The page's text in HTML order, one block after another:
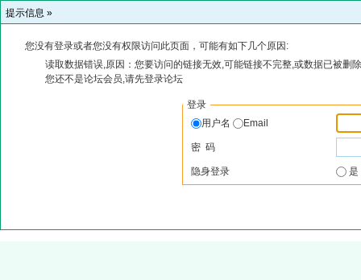
提示信息 »
您没有登录或者您没有权限访问此页面，可能有如下几个原因:
读取数据错误,原因：您要访问的链接无效,可能链接不完整,或数据已被删
您还不是论坛会员,请先登录论坛
登录
用户名
Email
密 码
隐身登录